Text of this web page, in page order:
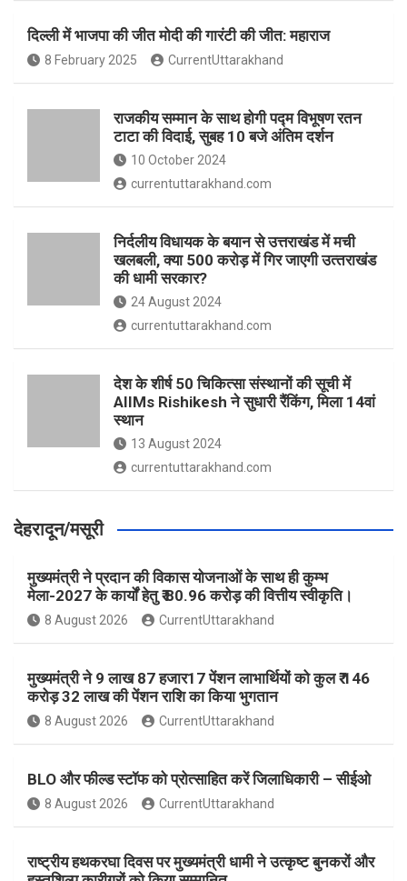
ce
b
o
o
at
s
A
p
p
e
दिल्ली में भाजपा की जीत मोदी की गारंटी की जीत: महाराज
8 February 2025 CurrentUttarakhand
राजकीय सम्मान के साथ होगी पद्म विभूषण रतन
टाटा की विदाई, सुबह 10 बजे अंतिम दर्शन
10 October 2024
currentuttarakhand.com
निर्दलीय विधायक के बयान से उत्तराखंड में मची
खलबली, क्‍या 500 करोड़ में गिर जाएगी उत्‍तराखंड
की धामी सरकार?
24 August 2024
currentuttarakhand.com
देश के शीर्ष 50 चिकित्सा संस्थानों की सूची में
AIIMs Rishikesh ने सुधारी रैंकिंग, मिला 14वां
स्थान
13 August 2024
currentuttarakhand.com
देहरादून/मसूरी
मुख्यमंत्री ने प्रदान की विकास योजनाओं के साथ ही कुम्भ
मेला-2027 के कार्यों हेतु ₹ 80.96 करोड़ की वित्तीय स्वीकृति।
8 August 2026 CurrentUttarakhand
मुख्यमंत्री ने 9 लाख 87 हजार17 पेंशन लाभार्थियों को कुल ₹ 146
करोड़ 32 लाख की पेंशन राशि का किया भुगतान
8 August 2026 CurrentUttarakhand
BLO और फील्ड स्टॉफ को प्रोत्साहित करें जिलाधिकारी – सीईओ
8 August 2026 CurrentUttarakhand
राष्ट्रीय हथकरघा दिवस पर मुख्यमंत्री धामी ने उत्कृष्ट बुनकरों और